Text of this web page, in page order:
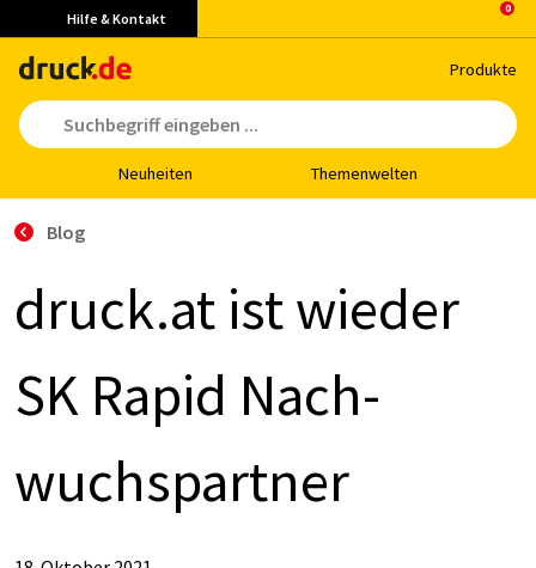
Hilfe & Kontakt
Pro­duk­te
Neu­hei­ten The­men­wel­ten
Blog
druck.at ist wie­der
SK Ra­pid Nach­
wuchs­part­ner